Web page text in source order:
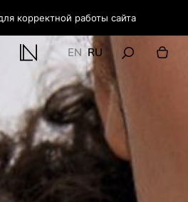
корректной работы сайта
EN RU